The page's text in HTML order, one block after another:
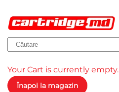
Skip to main content
Your Cart is currently empty.
Înapoi la magazin